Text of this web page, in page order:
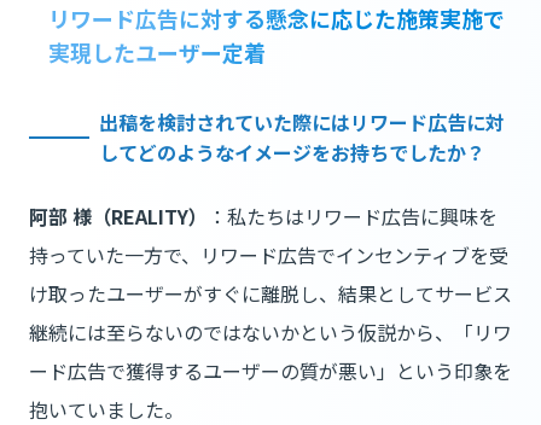
リワード広告に対する懸念に応じた施策実施で
実現したユーザー定着
出稿を検討されていた際にはリワード広告に対
してどのようなイメージをお持ちでしたか？
阿部 様（REALITY）
：私たちはリワード広告に興味を
持っていた一方で、リワード広告でインセンティブを受
け取ったユーザーがすぐに離脱し、結果としてサービス
継続には至らないのではないかという仮説から、「リワ
ード広告で獲得するユーザーの質が悪い」という印象を
抱いていました。